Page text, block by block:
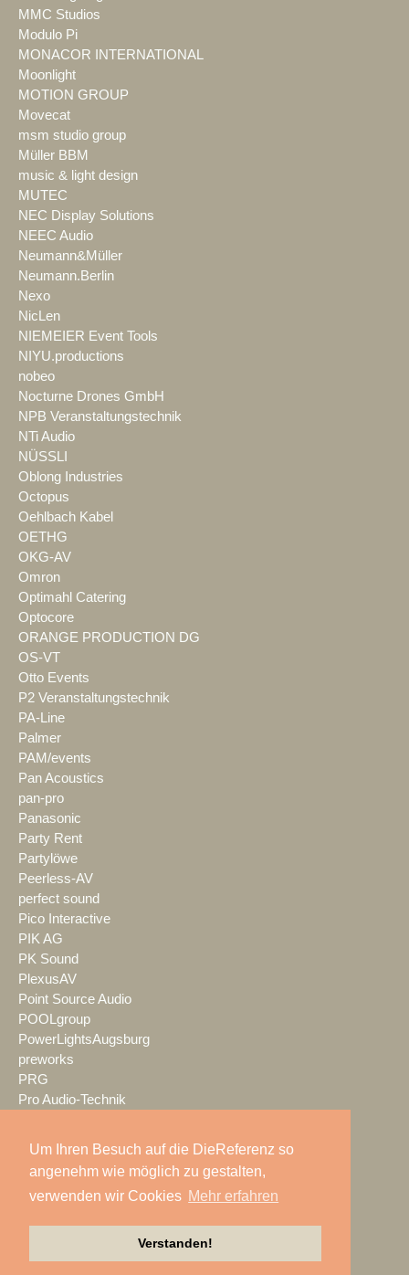
Um Ihren Besuch auf die DieReferenz so
angenehm wie möglich zu gestalten,
verwenden wir Cookies Mehr erfahren
Verstanden!
MMC Studios
Modulo Pi
MONACOR INTERNATIONAL
Moonlight
MOTION GROUP
Movecat
msm studio group
Müller BBM
music & light design
MUTEC
NEC Display Solutions
NEEC Audio
Neumann&Müller
Neumann.Berlin
Nexo
NicLen
NIEMEIER Event Tools
NIYU.productions
nobeo
Nocturne Drones GmbH
NPB Veranstaltungstechnik
NTi Audio
NÜSSLI
Oblong Industries
Octopus
Oehlbach Kabel
OETHG
OKG-AV
Omron
Optimahl Catering
Optocore
ORANGE PRODUCTION DG
OS-VT
Otto Events
P2 Veranstaltungstechnik
PA-Line
Palmer
PAM/events
Pan Acoustics
pan-pro
Panasonic
Party Rent
Partylöwe
Peerless-AV
perfect sound
Pico Interactive
PIK AG
PK Sound
PlexusAV
Point Source Audio
POOLgroup
PowerLightsAugsburg
preworks
PRG
Pro Audio-Technik
Prolights
Prolyte
Protones